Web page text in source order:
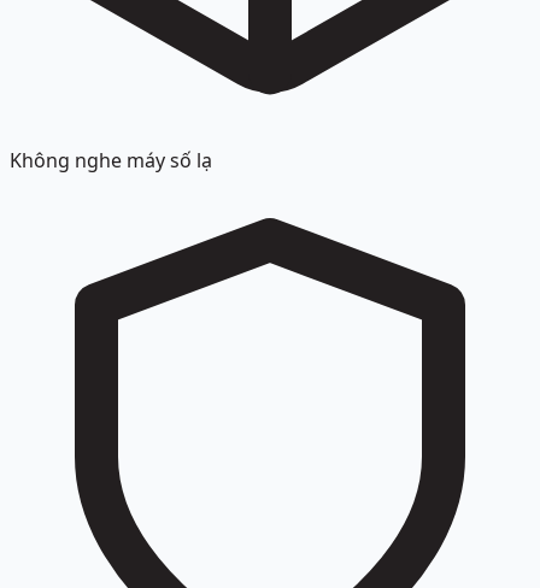
Không nghe máy số lạ